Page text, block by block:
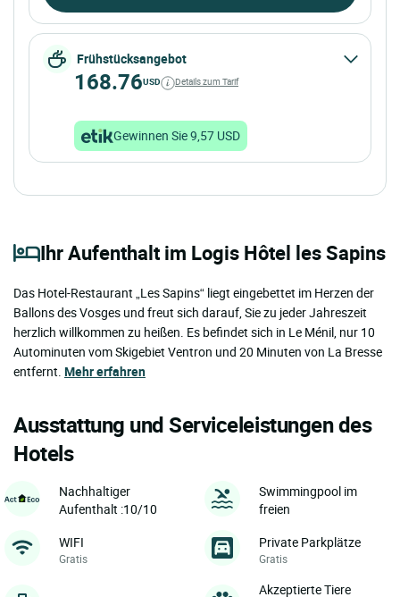
Frühstücksangebot
168.76USD Details zum Tarif
Gewinnen Sie 9,57 USD
Ihr Aufenthalt im Logis Hôtel les Sapins
Das Hotel-Restaurant „Les Sapins“ liegt eingebettet im Herzen der
Ballons des Vosges und freut sich darauf, Sie zu jeder Jahreszeit
herzlich willkommen zu heißen. Es befindet sich in Le Ménil, nur 10
Autominuten vom Skigebiet Ventron und 20 Minuten von La Bresse
entfernt. Mehr erfahren
Ausstattung und Serviceleistungen des
Hotels
Nachhaltiger
Aufenthalt :10/10
Swimmingpool im
freien
WIFI
Gratis
Private Parkplätze
Gratis
Akzeptierte Tiere